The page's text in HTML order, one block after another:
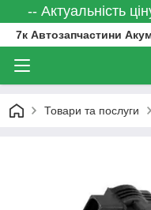
-- Актуальність
7к Автозапчастини
Товари та послуги